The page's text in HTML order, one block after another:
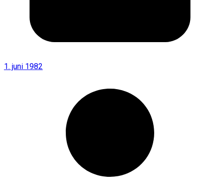
1. juni 1982